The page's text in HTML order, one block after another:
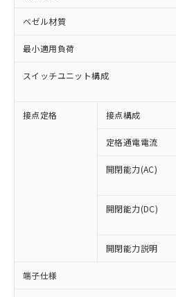
ベゼル材質
最小適用負荷
スイッチユニット構成
接点定格 接点構成
定格通電電流
開閉能力(AC)
開閉能力(DC)
開閉能力説明
端子仕様
※1 対応状況
対応済み：EU RoHS
非含有に対応した製品が